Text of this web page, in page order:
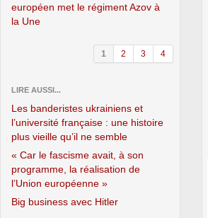
européen met le régiment Azov à
la Une
1 2 3 4
LIRE AUSSI...
Les banderistes ukrainiens et
l’université française : une histoire
plus vieille qu’il ne semble
« Car le fascisme avait, à son
programme, la réalisation de
l’Union européenne »
Big business avec Hitler